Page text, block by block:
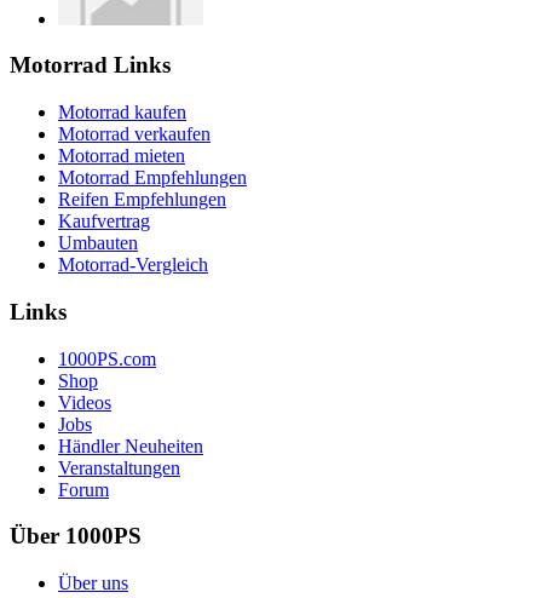
Motorrad Links
Motorrad kaufen
Motorrad verkaufen
Motorrad mieten
Motorrad Empfehlungen
Reifen Empfehlungen
Kaufvertrag
Umbauten
Motorrad-Vergleich
Links
1000PS.com
Shop
Videos
Jobs
Händler Neuheiten
Veranstaltungen
Forum
Über 1000PS
Über uns